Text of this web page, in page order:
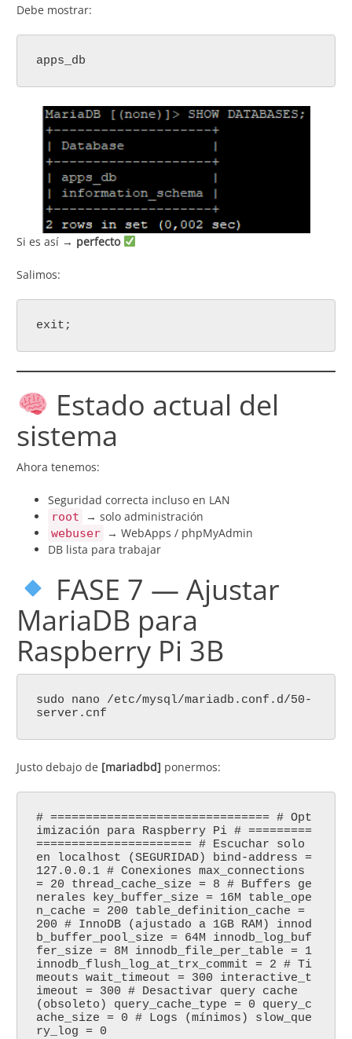
Debe mostrar:
apps_db
Si es así → perfecto
Salimos:
exit;
Estado actual del
sistema
Ahora tenemos:
Seguridad correcta incluso en LAN
root → solo administración
webuser → WebApps / phpMyAdmin
DB lista para trabajar
FASE 7 — Ajustar
MariaDB para
Raspberry Pi 3B
sudo nano /etc/mysql/mariadb.conf.d/50-
server.cnf
Justo debajo de [mariadbd] ponermos:
# =============================== # Opt
imización para Raspberry Pi # =========
====================== # Escuchar solo
en localhost (SEGURIDAD) bind-address =
127.0.0.1 # Conexiones max_connections
= 20 thread_cache_size = 8 # Buffers ge
nerales key_buffer_size = 16M table_ope
n_cache = 200 table_definition_cache =
200 # InnoDB (ajustado a 1GB RAM) innod
b_buffer_pool_size = 64M innodb_log_buf
fer_size = 8M innodb_file_per_table = 1
innodb_flush_log_at_trx_commit = 2 # Ti
meouts wait_timeout = 300 interactive_t
imeout = 300 # Desactivar query cache
(obsoleto) query_cache_type = 0 query_c
ache_size = 0 # Logs (mínimos) slow_que
ry_log = 0